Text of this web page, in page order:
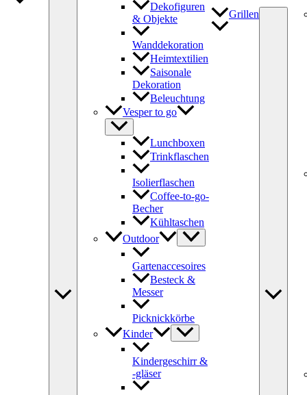
Dekofiguren
& Objekte
Wanddekoration
Heimtextilien
Saisonale
Dekoration
Beleuchtung
Vesper to go
Lunchboxen
Trinkflaschen
Isolierflaschen
Coffee-to-go-
Becher
Kühltaschen
Outdoor
Gartenaccesoires
Besteck &
Messer
Picknickkörbe
Kinder
Kindergeschirr &
-gläser
Grillen